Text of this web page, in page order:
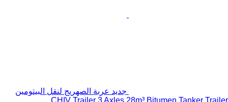
جديد عربة الصهريج لنقل البيتومين